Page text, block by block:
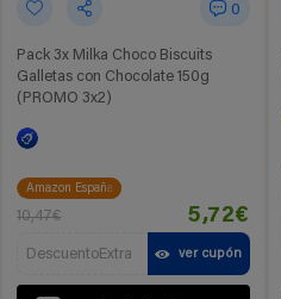
0
Pack 3x Milka Choco Biscuits
Galletas con Chocolate 150g
(PROMO 3x2)
Amazon España
10,47€ 5,72€
DescuentoExtra ver cupón